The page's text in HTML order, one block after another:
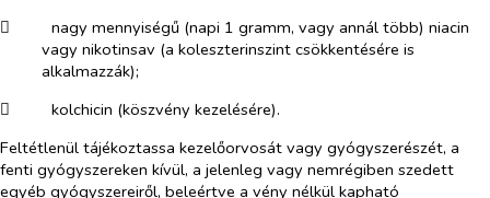
​
nagy mennyiségű (napi 1 gramm, vagy annál több) niacin
vagy nikotinsav (a koleszterinszint csökkentésére is
alkalmazzák);
​
kolchicin (köszvény kezelésére).
Feltétlenül tájékoztassa kezelőorvosát vagy gyógyszerészét, a
fenti gyógyszereken kívül, a jelenleg vagy nemrégiben szedett
egyéb gyógyszereiről, beleértve a vény nélkül kapható